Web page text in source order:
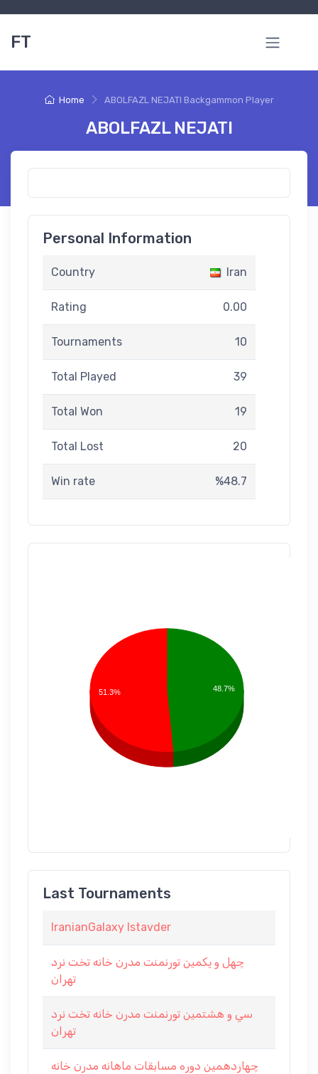
FT
Home ABOLFAZL NEJATI Backgammon Player
ABOLFAZL NEJATI
Personal Information
Country Iran
Rating 0.00
Tournaments 10
Total Played 39
Total Won 19
Total Lost 20
Win rate %48.7
48.7%
51.3%
Last Tournaments
IranianGalaxy Istavder
چهل و يكمين تورنمنت مدرن خانه تخت نرد
تهران
سي و هشتمين تورنمنت مدرن خانه تخت نرد
تهران
چهاردهمين دوره مسابقات ماهانه مدرن خانه